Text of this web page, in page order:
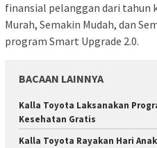
finansial pelanggan dari tahun
Murah, Semakin Mudah, dan
program Smart Upgrade 2.0.
BACAAN LAINNYA
Kalla Toyota Laksanakan
Kesehatan Gratis
Kalla Toyota Rayakan Hari